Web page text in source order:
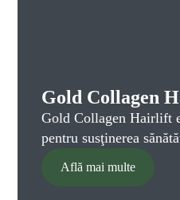
Gold Collagen
Gold Collagen Hairlift
pentru susţinerea
Află mai multe